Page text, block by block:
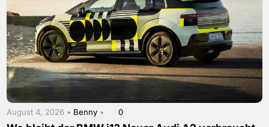
August 4, 2026 • Benny • 0